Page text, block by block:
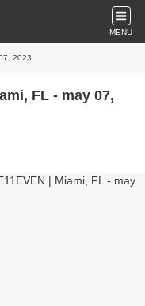
MENU
2023
FL - may 07,